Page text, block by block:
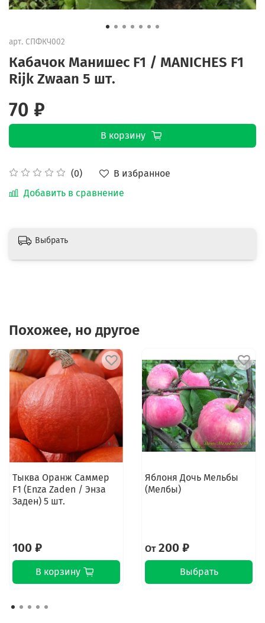
арт. СПФКЧ002
Кабачок Манишес F1 / MANICHES F1
Rijk Zwaan 5 шт.
(0)
В избранное
Добавить в сравнение
70 ₽
В корзину
Выбрать
Похожее, но другое
Тыква Оранж Саммер
F1 (Enza Zaden / Энза
Заден) 5 шт.
100 ₽
В корзину
Яблоня Дочь Мельбы
(Мелбы)
От200 ₽
Выбрать